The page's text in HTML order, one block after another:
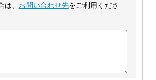
、 お問い合わせ先をご利用くださ